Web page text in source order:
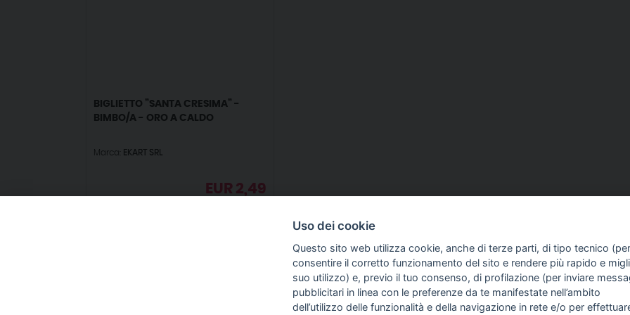
BIGLIETTO ”SANTA CRESIMA” -
BIMBO/A - ORO A CALDO
Marca: EKART SRL
EUR 2,49
INFO SULL'AZIENDA GUIDA AGLI ACQUISTI
Uso dei cookie
Questo sito web utilizza cookie, anche di terze parti, di tipo tecnico (per
consentire il corretto funzionamento del sito e rendere più rapido e
suo utilizzo) e, previo il tuo consenso, di profilazione (per inviare
pubblicitari in linea con le preferenze da te manifestate nell’ambito
dell’utilizzo delle funzionalità e della navigazione in rete e/o per